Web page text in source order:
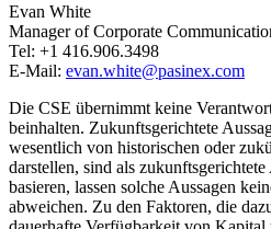
Evan White
Manager of Corporate
Tel: +1 416.906.3498
E-Mail: evan.white@pasinex.com
Die CSE übernimmt keine
beinhalten. Zukunftsgerichtete
wesentlich von historischen oder
darstellen, sind als
basieren, lassen solche Aussagen
abweichen. Zu den Faktoren, die